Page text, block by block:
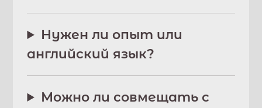
Нужен ли опыт или
английский язык?
Можно ли совмещать с